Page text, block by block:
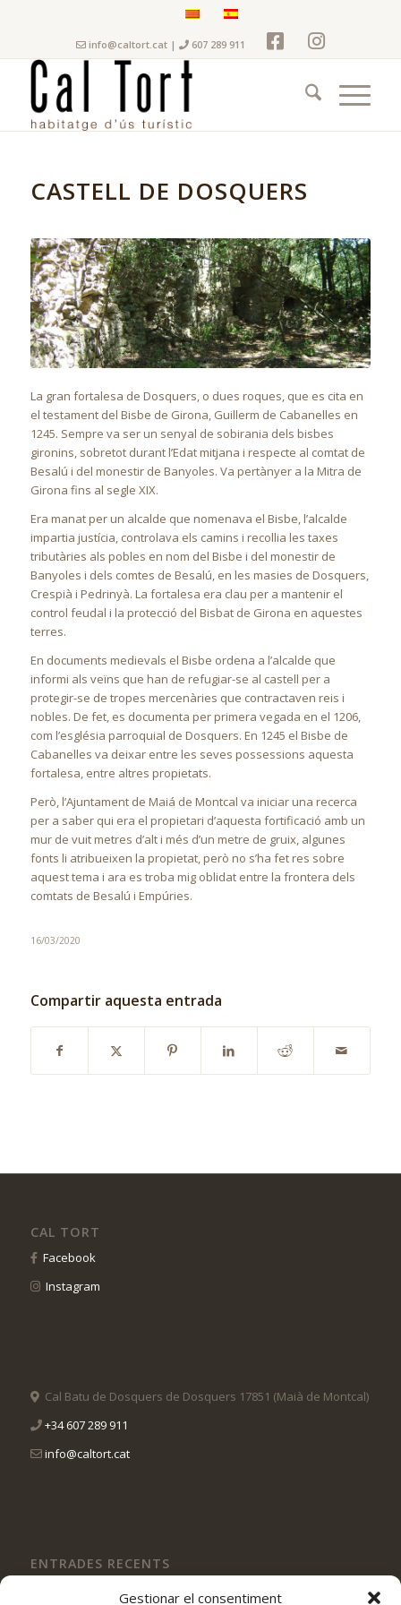
Gestionar el consentiment
info@caltort.cat| 607 289 911
CASTELL DE DOSQUERS
La gran fortalesa de Dosquers, o dues roques, que es cita en
el testament del Bisbe de Girona, Guillerm de Cabanelles en
1245. Sempre va ser un senyal de sobirania dels bisbes
gironins, sobretot durant l’Edat mitjana i respecte al comtat de
Besalú i del monestir de Banyoles. Va pertànyer a la Mitra de
Girona fins al segle XIX.
Era manat per un alcalde que nomenava el Bisbe, l’alcalde
impartia justícia, controlava els camins i recollia les taxes
tributàries als pobles en nom del Bisbe i del monestir de
Banyoles i dels comtes de Besalú, en les masies de Dosquers,
Crespià i Pedrinyà. La fortalesa era clau per a mantenir el
control feudal i la protecció del Bisbat de Girona en aquestes
terres.
En documents medievals el Bisbe ordena a l’alcalde que
informi als veïns que han de refugiar-se al castell per a
protegir-se de tropes mercenàries que contractaven reis i
nobles. De fet, es documenta per primera vegada en el 1206,
com l’església parroquial de Dosquers. En 1245 el Bisbe de
Cabanelles va deixar entre les seves possessions aquesta
fortalesa, entre altres propietats.
Però, l’Ajuntament de Maiá de Montcal va iniciar una recerca
per a saber qui era el propietari d’aquesta fortificació amb un
mur de vuit metres d’alt i més d’un metre de gruix, algunes
fonts li atribueixen la propietat, però no s’ha fet res sobre
aquest tema i ara es troba mig oblidat entre la frontera dels
comtats de Besalú i Empúries.
16/03/2020
Compartir aquesta entrada
CAL TORT
Facebook
Instagram
Cal Batu de Dosquers de Dosquers 17851 (Maià de Montcal)
+34 607 289 911
info@caltort.cat
ENTRADES RECENTS